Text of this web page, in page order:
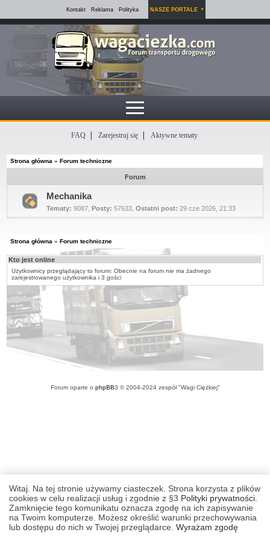
Kontakt Reklama Polityka NASZE PORTALE
FAQ Zarejestruj się Aktywne tematy
Strona główna »Forum techniczne
Forum
Nie
ma
Mechanika
Tematy: 9087 ,Posty: 57633 ,Ostatni post: 29 cze 2026, 21:33
Strona główna »Forum techniczne
Kto jest online
Użytkownicy przeglądający to forum: Obecnie na forum nie ma żadnego
zarejestrowanego użytkownika i 3 gości
Witaj. Na tej stronie używamy ciasteczek. Strona korzysta z plików
cookies w celu realizacji usług i zgodnie z §3 Polityki prywatności
Zamknięcie tego komunikatu oznacza zgodę na ich zapisywanie
na Twoim komputerze. Możesz określić warunki przechowywania
lub dostępu do nich w Twojej przeglądarce. Wyrażam zgodę
Forum oparte o phpBB3 © 2004-2024 zespół "Wagi Ciężkiej"